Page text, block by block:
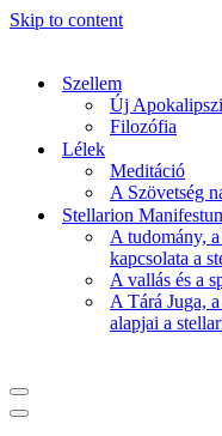
Skip to content
Szellem
Új
Filozófia
Lélek
Meditáció
A Szövetség
Stellarion
A tudomány,
kapcsolata a
A vallás és a
A Tárá Juga,
alapjai a
Navigation
Menu
Navigation